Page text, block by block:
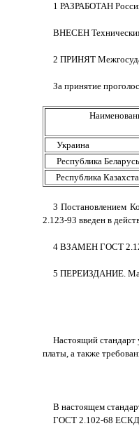
1 РАЗРАБОТАН
ВНЕСЕН Техническим
2 ПРИНЯТ
За принятие
Украина
Республика Беларусь
Республика
3 Постановлением
2.123-93 введен в
4 ВЗАМЕН ГОСТ
5 ПЕРЕИЗДАНИЕ.
Настоящий
платы, а также
В настоящем
ГОСТ 2.102-68 ЕСКД.